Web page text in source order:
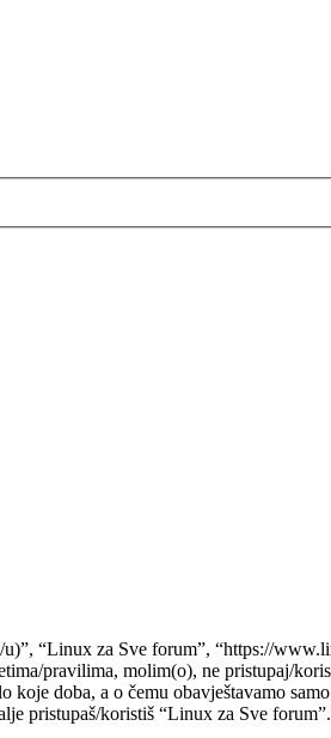
“Linux za Sve forum”, “https://
pravilima, molim(o), ne pristupaj/
doba, a o čemu obavještavamo
pristupaš/koristiš “Linux za Sve forum”.